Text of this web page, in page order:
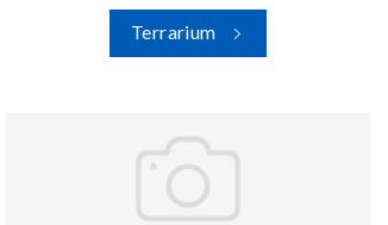
Terrarium